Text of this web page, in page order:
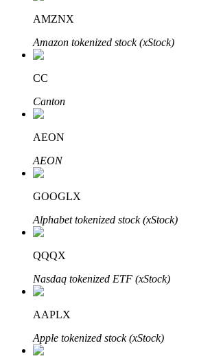
Изучите стейкинг
Узнайте о пассивном доходе
Bitrue
Bitrue Партнеры
AMZNX
Amazon tokenized stock (xStock)
CC
Canton
AEON
AEON
GOOGLX
Alphabet tokenized stock (xStock)
QQQX
Nasdaq tokenized ETF (xStock)
AAPLX
Apple tokenized stock (xStock)